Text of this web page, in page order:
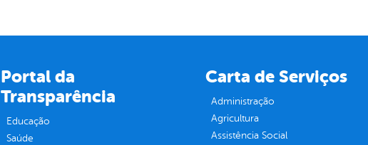
Portal da
Transparência
Educação
Saúde
Carta de Serviços
Administração
Agricultura
Assistência Social